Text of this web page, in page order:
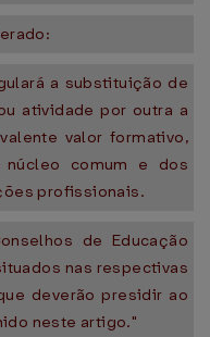
a substituição de
atividade por outra a
valor formativo,
comum e dos
profissionais.
de Educação
nas respectivas
deverão presidir ao
neste artigo."